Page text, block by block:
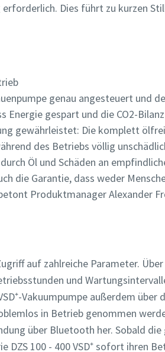
Dies führt zu kurzen
genau angesteuert und
gespart und die CO2-
gewährleistet: Die komplett
des Betriebs völlig
Öl und Schäden an
die Garantie, dass weder
Produktmanager Alexander
auf zahlreiche Parameter. Über
und
Vakuumpumpe außerdem über
in Betrieb genommen
über Bluetooth her. Sobald
DZS 100 - 400 VSD⁺ sofort ihren
und akzeptiert.
über neue
von Atlas Copco
und akzeptiert.
über neue
von Atlas Copco
und akzeptiert.
über neue
von Atlas Copco